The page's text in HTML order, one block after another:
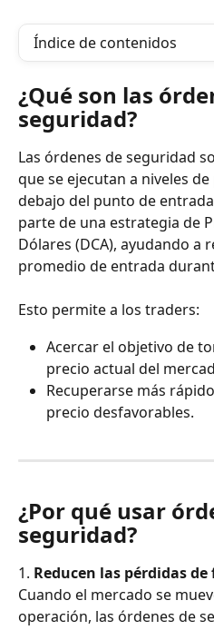
Índice de contenidos
¿Qué son las
seguridad?
Las órdenes de seguridad
que se ejecutan a niveles
debajo del punto de
parte de una estrategia de
Dólares (DCA), ayudando a
promedio de entrada
Esto permite a los traders:
Acercar el objetivo de
precio actual del
Recuperarse más
precio desfavorables.
¿Por qué usar
seguridad?
1. Reducen las pérdidas
Cuando el mercado se
operación, las órdenes de